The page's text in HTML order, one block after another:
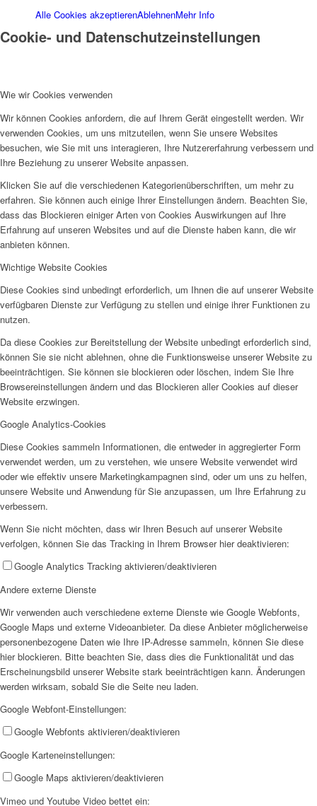
Organigramm
Betriebsrat
Projekte & Aktionen
AG Wohlfahrt im Kreis Kleve
Links
Wir als Arbeitgeberin
Mitglied werden
Ehrenamt
Alle Cookies akzeptierenAblehnenMehr Info
Cookie- und Datenschutzeinstellungen
Wie wir Cookies verwenden
Wir können Cookies anfordern, die auf Ihrem Gerät eingestellt werden. Wir
verwenden Cookies, um uns mitzuteilen, wenn Sie unsere Websites
besuchen, wie Sie mit uns interagieren, Ihre Nutzererfahrung verbessern und
Ihre Beziehung zu unserer Website anpassen.
Klicken Sie auf die verschiedenen Kategorienüberschriften, um mehr zu
erfahren. Sie können auch einige Ihrer Einstellungen ändern. Beachten Sie,
dass das Blockieren einiger Arten von Cookies Auswirkungen auf Ihre
Erfahrung auf unseren Websites und auf die Dienste haben kann, die wir
anbieten können.
Wichtige Website Cookies
Diese Cookies sind unbedingt erforderlich, um Ihnen die auf unserer Website
verfügbaren Dienste zur Verfügung zu stellen und einige ihrer Funktionen zu
nutzen.
Da diese Cookies zur Bereitstellung der Website unbedingt erforderlich sind,
können Sie sie nicht ablehnen, ohne die Funktionsweise unserer Website zu
beeinträchtigen. Sie können sie blockieren oder löschen, indem Sie Ihre
Browsereinstellungen ändern und das Blockieren aller Cookies auf dieser
Website erzwingen.
Google Analytics-Cookies
Diese Cookies sammeln Informationen, die entweder in aggregierter Form
verwendet werden, um zu verstehen, wie unsere Website verwendet wird
oder wie effektiv unsere Marketingkampagnen sind, oder um uns zu helfen,
unsere Website und Anwendung für Sie anzupassen, um Ihre Erfahrung zu
verbessern.
Wenn Sie nicht möchten, dass wir Ihren Besuch auf unserer Website
verfolgen, können Sie das Tracking in Ihrem Browser hier deaktivieren:
Google Analytics Tracking aktivieren/deaktivieren
Andere externe Dienste
Wir verwenden auch verschiedene externe Dienste wie Google Webfonts,
Google Maps und externe Videoanbieter. Da diese Anbieter möglicherweise
personenbezogene Daten wie Ihre IP-Adresse sammeln, können Sie diese
hier blockieren. Bitte beachten Sie, dass dies die Funktionalität und das
Erscheinungsbild unserer Website stark beeinträchtigen kann. Änderungen
werden wirksam, sobald Sie die Seite neu laden.
Google Webfont-Einstellungen:
Google Webfonts aktivieren/deaktivieren
Google Karteneinstellungen:
Google Maps aktivieren/deaktivieren
Vimeo und Youtube Video bettet ein: